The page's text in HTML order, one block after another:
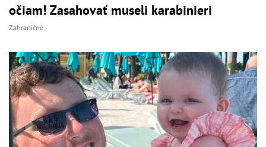
očiam! Zasahovať museli karabinieri
Zahraničné